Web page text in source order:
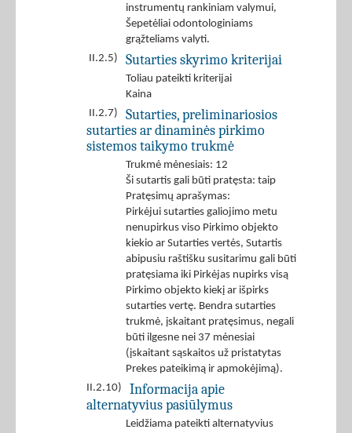
instrumentų rankiniam valymui,
Šepetėliai odontologiniams
grąžteliams valyti.
II.2.5)
Sutarties skyrimo kriterijai
Toliau pateikti kriterijai
Kaina
II.2.7)
Sutarties, preliminariosios
sutarties ar dinaminės pirkimo
sistemos taikymo trukmė
Trukmė mėnesiais: 12
Ši sutartis gali būti pratęsta: taip
Pratęsimų aprašymas:
Pirkėjui sutarties galiojimo metu
nenupirkus viso Pirkimo objekto
kiekio ar Sutarties vertės, Sutartis
abipusiu raštišku susitarimu gali būti
pratęsiama iki Pirkėjas nupirks visą
Pirkimo objekto kiekį ar išpirks
sutarties vertę. Bendra sutarties
trukmė, įskaitant pratęsimus, negali
būti ilgesne nei 37 mėnesiai
(įskaitant sąskaitos už pristatytas
Prekes pateikimą ir apmokėjimą).
II.2.10)
Informacija apie
alternatyvius pasiūlymus
Leidžiama pateikti alternatyvius